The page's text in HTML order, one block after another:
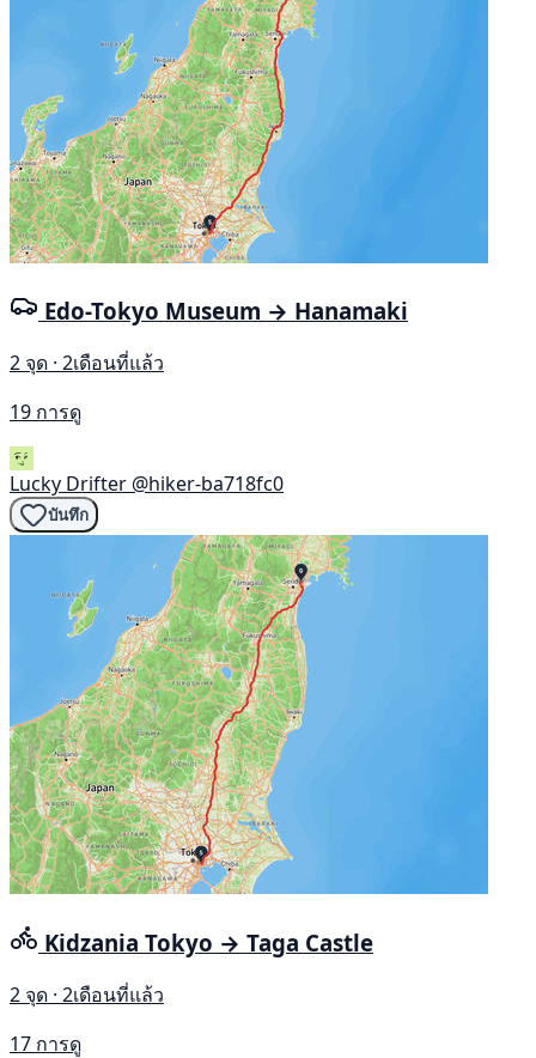
Edo-Tokyo Museum → Hanamaki
2 จุด · 2เดือนที่แล้ว
19 การดู
Lucky Drifter @hiker-ba718fc0
บันทึก
Kidzania Tokyo → Taga Castle
2 จุด · 2เดือนที่แล้ว
17 การดู